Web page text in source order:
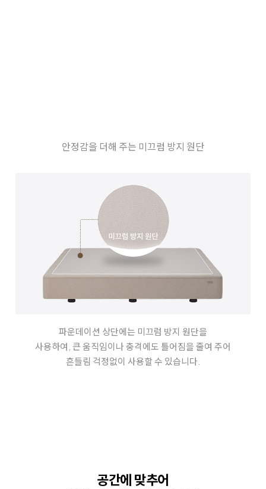
안정감을 더해 주는 미끄럼 방지 원단
파운데이션 상단에는 미끄럼 방지 원단을
사용하여, 큰 움직임이나 충격에도 틀어짐을 줄여 주어
흔들림 걱정없이 사용할 수 있습니다.
공간에 맞추어